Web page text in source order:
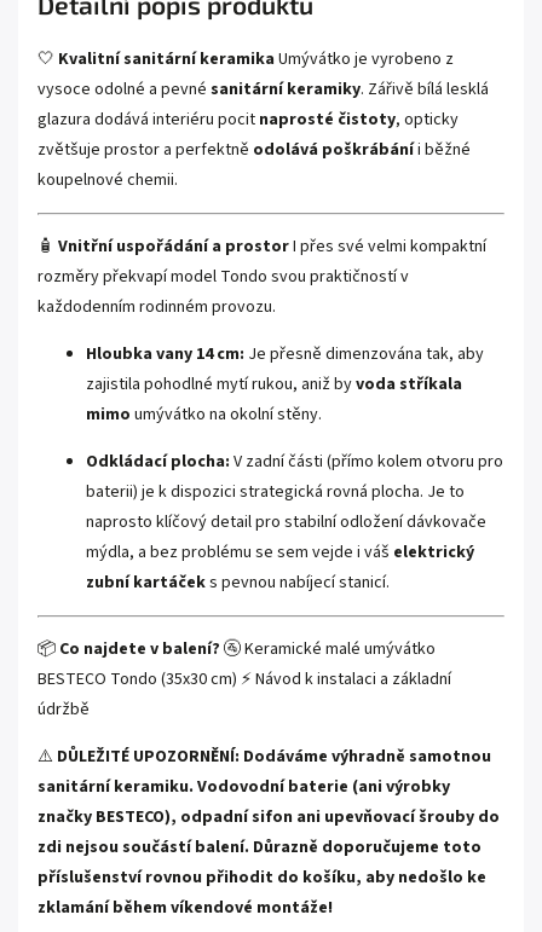
🤍 Kvalitní sanitární keramika Umývátko je vyrobeno z
vysoce odolné a pevné sanitární keramiky. Zářivě bílá lesklá
glazura dodává interiéru pocit naprosté čistoty, opticky
zvětšuje prostor a perfektně odolává poškrábáníi běžné
koupelnové chemii.
🧴 Vnitřní uspořádání a prostorI přes své velmi kompaktní
rozměry překvapí model Tondo svou praktičností v
každodenním rodinném provozu.
Hloubka vany 14 cm: Je přesně dimenzována tak, aby
zajistila pohodlné mytí rukou, aniž byvoda stříkala
mimo umývátko na okolní stěny.
Odkládací plocha: V zadní části (přímo kolem otvoru pro
baterii) je k dispozici strategická rovná plocha. Je to
naprosto klíčový detail pro stabilní odložení dávkovače
mýdla, a bez problému se sem vejde i váš elektrický
zubní kartáčeks pevnou nabíjecí stanicí.
📦 Co najdete v balení? 🚰 Keramické malé umývátko
BESTECO Tondo (35x30 cm) ⚡ Návod k instalaci a základní
údržbě
⚠️ DŮLEŽITÉ UPOZORNĚNÍ: Dodáváme výhradně samotnou
sanitární keramiku. Vodovodní baterie (ani výrobky
značky BESTECO), odpadní sifon ani upevňovací šrouby do
zdi nejsou součástí balení. Důrazně doporučujeme toto
příslušenství rovnou přihodit do košíku, aby nedošlo ke
zklamání během víkendové montáže!